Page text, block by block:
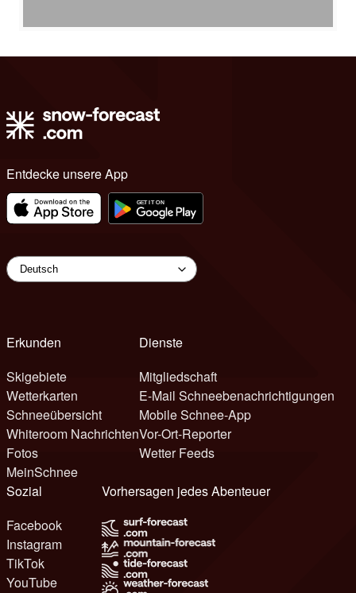
Entdecke unsere App
Erkunden
Skigebiete
Wetterkarten
Schneeübersicht
Whiteroom Nachrichten
Fotos
MeinSchnee
Dienste
Mitgliedschaft
E-Mail Schneebenachrichtigungen
Mobile Schnee-App
Vor-Ort-Reporter
Wetter Feeds
Sozial
Facebook
Instagram
TikTok
YouTube
Vorhersagen jedes Abenteuer